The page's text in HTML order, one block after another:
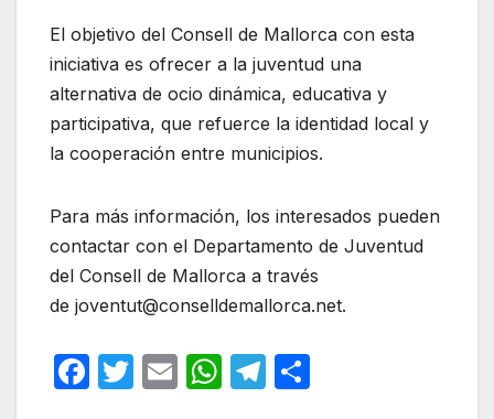
El objetivo del Consell de Mallorca con esta
iniciativa es ofrecer a la juventud una
alternativa de ocio dinámica, educativa y
participativa, que refuerce la identidad local y
la cooperación entre municipios.
Para más información, los interesados pueden
contactar con el Departamento de Juventud
del Consell de Mallorca a través
de joventut@conselldemallorca.net.
F
T
E
W T